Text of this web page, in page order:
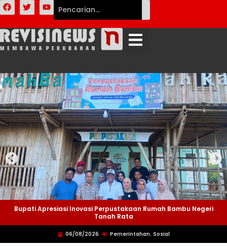
Bupati Apresiasi Inovasi Perpustakaan Rumah Bambu Negeri
Tanah Rata
06/08/2026 Pemerintahan, Sosial